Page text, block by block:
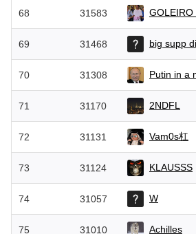
68 31583 GOLEIRO
69 31468 big supp
70 31308 Putin in a
71 31170 2NDFL
72 31131 Vam0s杠
73 31124 KLAUSSS
74 31057 W
75 31010 Achilles